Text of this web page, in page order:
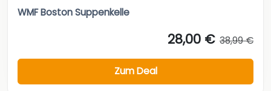
WMF Boston Suppenkelle
28,00 € 38,99 €
Zum Deal